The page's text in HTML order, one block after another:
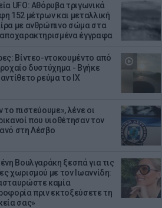
UFO: Αθόρυβα τριγωνικά
152 μέτρων και μεταλλική
με ανθρώπινο σώμα στα
έγγραφα
Βίντεο-ντοκουμέντο από
δυστύχημα - Βγήκε
ρεύμα το ΙΧ
το πιστεύουμε», λένε οι
που υιοθέτησαν τον
στη Λέσβο
Βουλγαράκη ξεσπά για τις
χωρισμού με τον Ιωαννίδη:
καμία
πριν εκτοξεύσετε τη
σας»